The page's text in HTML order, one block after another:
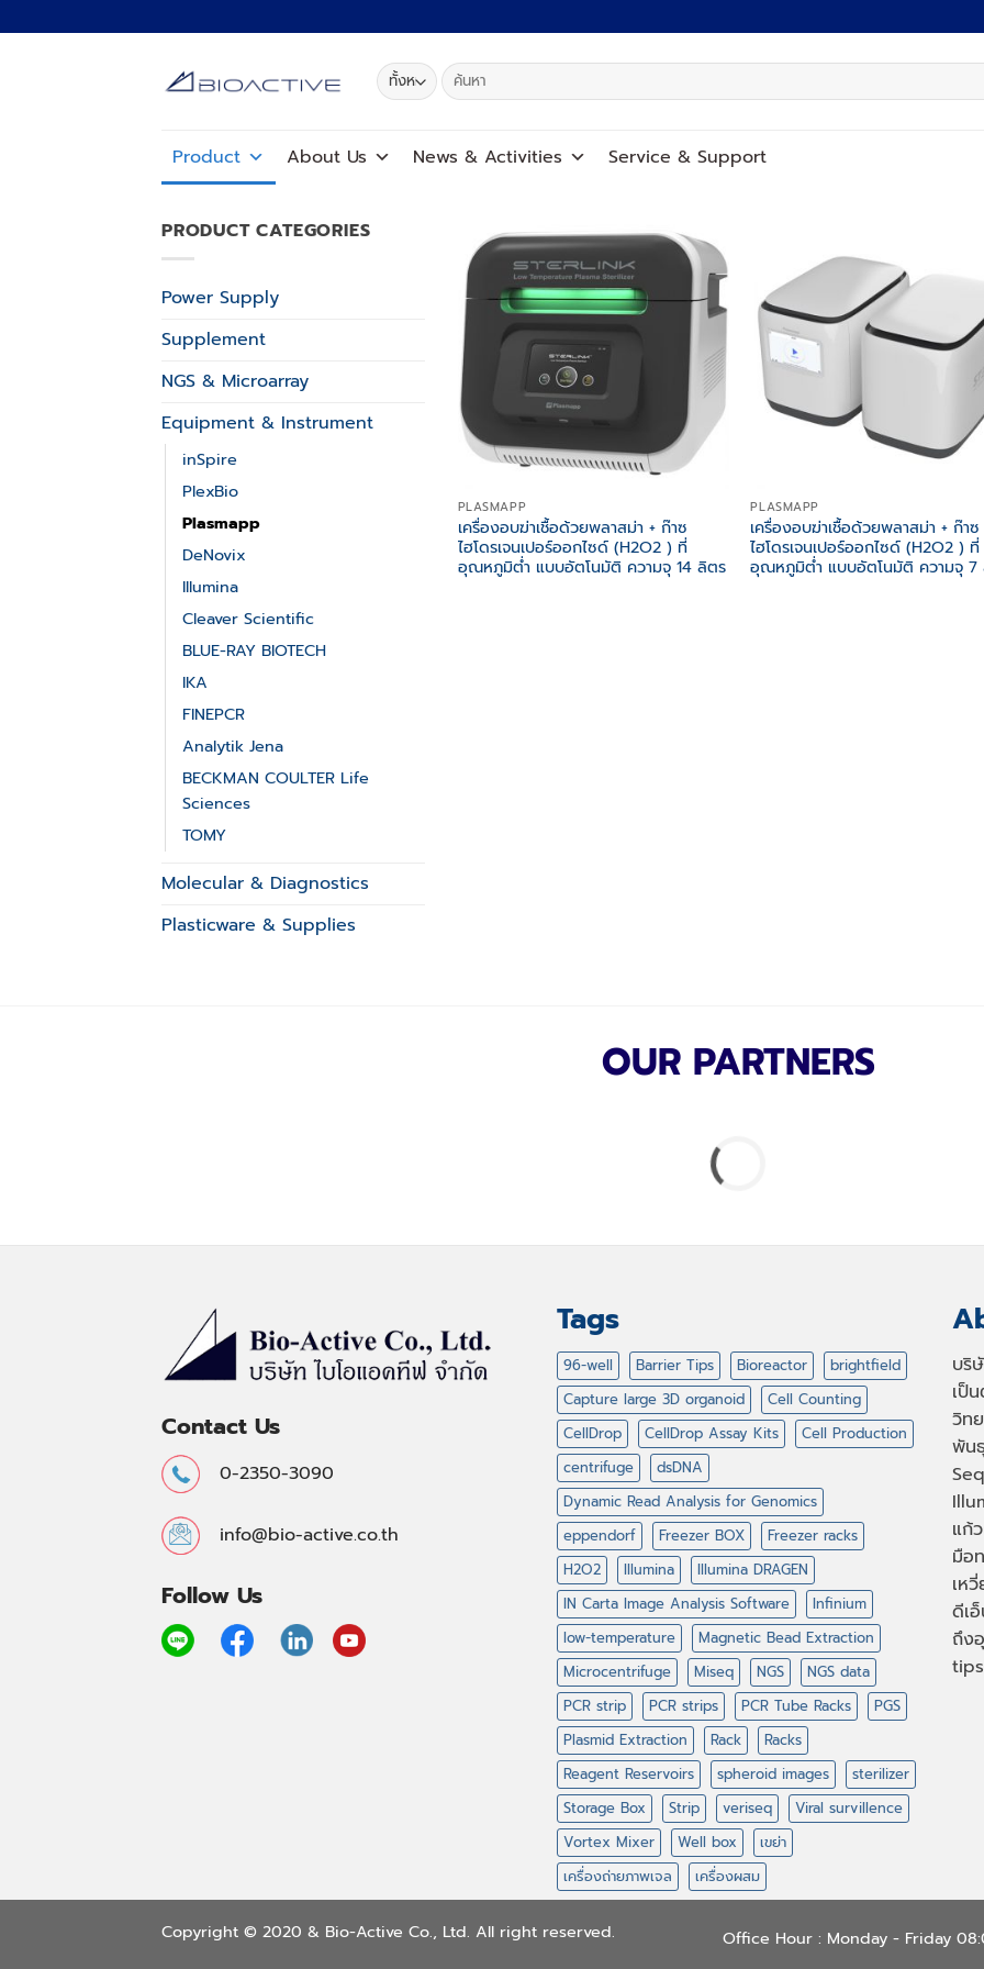
ไป
ค้นหา:
Product About Us News & Activities Service & Support
PRODUCT CATEGORIES
Power Supply
Supplement
NGS & Microarray
Equipment & Instrument
inSpire
PlexBio
Plasmapp
DeNovix
Illumina
Cleaver Scientific
BLUE-RAY BIOTECH
IKA
FINEPCR
Analytik Jena
BECKMAN COULTER Life
Sciences
TOMY
Molecular & Diagnostics
Plasticware & Supplies
Add to
wishlist
PLASMAPP
เครื่องอบฆ่าเชื้อด้วยพลาสม่า + ก๊าซ
ไฮโดรเจนเปอร์ออกไซด์ (H2O2 ) ที่
อุณหภูมิต่ำ แบบอัตโนมัติ ความจุ 14 ลิตร
PLASMAPP
เครื่องอบฆ่าเชื้อด้วยพลาสม่า + ก๊าซ
ไฮโดรเจนเปอร์ออกไซด์ (H2O2 ) ที่
อุณหภูมิต่ำ แบบอัตโนมัติ ความจุ 7
OUR PARTNERS
Contact Us
0-2350-3090
info@bio-active.co.th
Follow Us
Tags
96-well Barrier Tips Bioreactor
brightfield
Capture large 3D organoid
Cell Counting
CellDrop
CellDrop Assay Kits
Cell Production
centrifuge
dsDNA
Dynamic Read Analysis for Genomics
eppendorf
Freezer BOX
Freezer racks
H2O2
Illumina
Illumina DRAGEN
IN Carta Image Analysis Software
Infinium
low-temperature
Magnetic Bead Extraction
Microcentrifuge
Miseq NGS
NGS data
PCR strip
PCR strips PCR Tube Racks
PGS
Plasmid Extraction
Rack
Racks
Reagent Reservoirs
spheroid images
sterilizer
Storage Box
Strip veriseq
Viral survillence
Vortex Mixer
Well box
เขย่า
เครื่องถ่ายภาพเจล
เครื่องผสม
บริ
เป็
วิท
พัน
แก้
มือ
เห
ดีเ
ถึง
Office Hour : Monday - Friday
Copyright © 2020 & Bio-Active Co., Ltd. All right reserved.